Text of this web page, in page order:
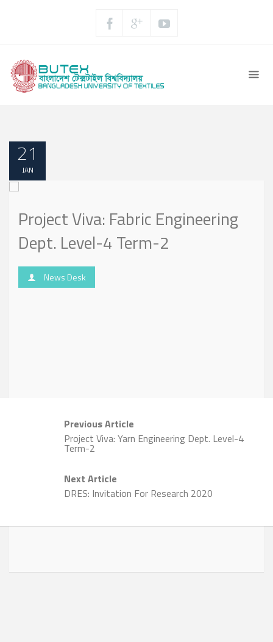
21
JAN
Project Viva: Fabric Engineering
Dept. Level-4 Term-2
News Desk
Previous Article
Project Viva: Yarn Engineering Dept. Level-4
Term-2
Next Article
DRES: Invitation For Research 2020